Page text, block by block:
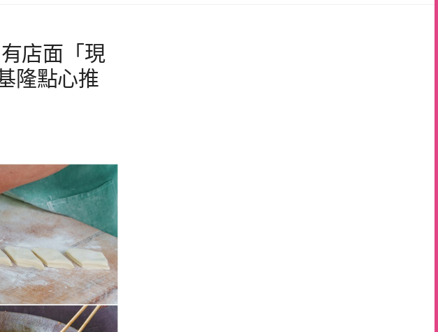
店面「現
隆點心推